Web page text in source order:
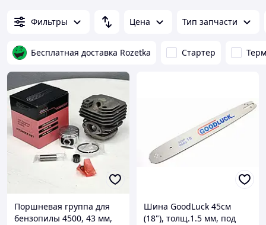
Фильтры Цена Тип запчасти
Бесплатная доставка Rozetka Стартер
Поршневая группа для
бензопилы 4500, 43 мм,
Шина GoodLuck 45см
(18"), толщ.1.5 мм, под